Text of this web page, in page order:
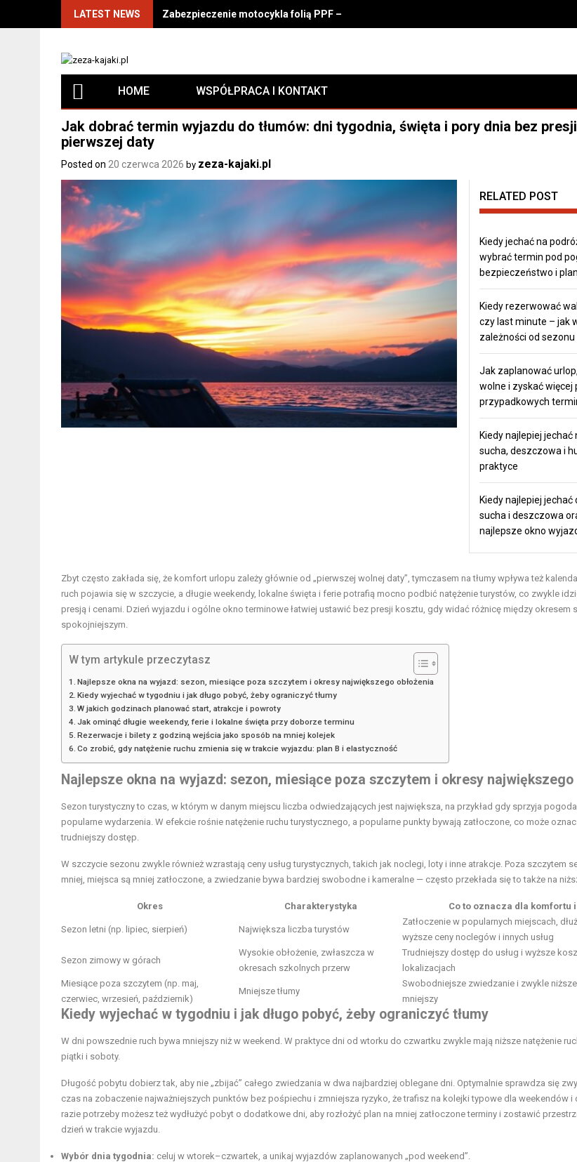
LATEST NEWS Zabezpieczenie motocykla folią PPF – zalety, właściwości i koszty oklejania
HOME WSPÓŁPRACA I KONTAKT
Jak dobrać termin wyjazdu do tłumów: dni tygodnia, święta i pory dnia bez
pierwszej daty
Posted on 20 czerwca 2026 by zeza-kajaki.pl
RELATED POST
Kiedy jechać na
wybrać termin pod
bezpieczeństwo i
Kiedy rezerwować
czy last minute – jak
zależności od
Jak zaplanować
wolne i zyskać więcej
przypadkowych
Kiedy najlepiej jechać
sucha, deszczowa i
praktyce
Kiedy najlepiej jechać
sucha i deszczowa
najlepsze okno
Zbyt często zakłada się, że komfort urlopu zależy głównie od „pierwszej wolnej daty”, tymczasem na tłumy wpływa też
ruch pojawia się w szczycie, a długie weekendy, lokalne święta i ferie potrafią mocno podbić natężenie turystów, co zwykle
presją i cenami. Dzień wyjazdu i ogólne okno terminowe łatwiej ustawić bez presji kosztu, gdy widać różnicę między okresem
spokojniejszym.
W tym artykule przeczytasz
Najlepsze okna na wyjazd: sezon, miesiące poza szczytem i okresy największego obłożenia
Kiedy wyjechać w tygodniu i jak długo pobyć, żeby ograniczyć tłumy
W jakich godzinach planować start, atrakcje i powroty
Jak ominąć długie weekendy, ferie i lokalne święta przy doborze terminu
Rezerwacje i bilety z godziną wejścia jako sposób na mniej kolejek
Co zrobić, gdy natężenie ruchu zmienia się w trakcie wyjazdu: plan B i elastyczność
Najlepsze okna na wyjazd: sezon, miesiące poza szczytem i okresy największego
Sezon turystycznyto czas, w którym w danym miejscu liczba odwiedzających jest największa, na przykład gdy sprzyja
popularne wydarzenia. W efekcie rośnie natężenie ruchu turystycznego, a popularne punkty bywają zatłoczone, co może
trudniejszy dostęp.
W szczycie sezonu zwykle również wzrastają ceny usług turystycznych, takich jak noclegi, loty i inne atrakcje. Poza szczytem
mniej, miejsca są mniej zatłoczone, a zwiedzanie bywa bardziej swobodne i kameralne — często przekłada się to także na
Okres Charakterystyka Co to oznacza dla komfortu
Sezon letni (np. lipiec, sierpień) Największa liczba turystów
Zatłoczenie w popularnych miejscach,
wyższe ceny noclegów i innych usług
Sezon zimowy w górach
Wysokie obłożenie, zwłaszcza w
okresach szkolnych przerw
Trudniejszy dostęp do usług i wyższe
lokalizacjach
Miesiące poza szczytem (np. maj,
czerwiec, wrzesień, październik)
Mniejsze tłumy
Swobodniejsze zwiedzanie i zwykle
mniejszy
Kiedy wyjechać w tygodniu i jak długo pobyć, żeby ograniczyć tłumy
W dni powszednie ruch bywa mniejszy niż w weekend. W praktyce dni od wtorku do czwartku zwykle mają niższe natężenie
piątki i soboty.
Długość pobytu dobierz tak, aby nie „zbijać” całego zwiedzania w dwa najbardziej oblegane dni. Optymalnie sprawdza się
czas na zobaczenie najważniejszych punktów bez pośpiechu i zmniejsza ryzyko, że trafisz na kolejki typowe dla weekendów i
razie potrzeby możesz też wydłużyć pobyt o dodatkowe dni, aby rozłożyć plan na mniej zatłoczone terminy i zostawić
dzień w trakcie wyjazdu.
Wybór dnia tygodnia: celuj w wtorek–czwartek, a unikaj wyjazdów zaplanowanych „pod weekend”.